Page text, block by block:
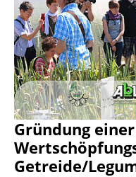
Gründung einer
Getreide/